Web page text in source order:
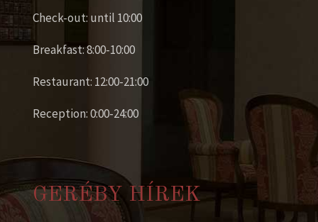
Check-out: until 10:00
Breakfast: 8:00-10:00
Restaurant: 12:00-21:00
Reception: 0:00-24:00
GERÉBY HÍREK